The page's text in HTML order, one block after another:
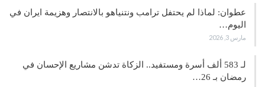
عطوان: لماذا لم يحتفل ترامب ونتنياهو بالانتصار وهزيمة ايران في
اليوم…
مارس 3, 2026
لـ 583 ألف أسرة ومستفيد.. الزكاة تدشن مشاريع الإحسان في
رمضان بـ 26…